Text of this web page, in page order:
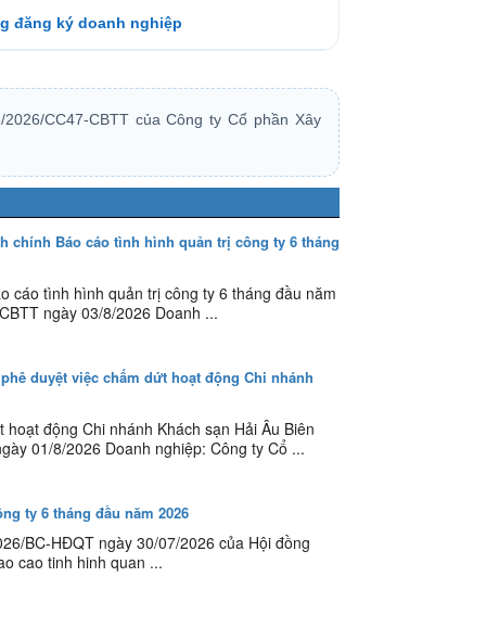
đăng ký doanh nghiệp
CC47-CBTT của Công ty Cổ phần Xây
chính Báo cáo tình hình quản trị công ty 6 tháng
cáo tình hình quản trị công ty 6 tháng đầu năm
ngày 03/8/2026 Doanh ...
duyệt việc chấm dứt hoạt động Chi nhánh
động Chi nhánh Khách sạn Hải Âu Biên
01/8/2026 Doanh nghiệp: Công ty Cổ ...
ty 6 tháng đầu năm 2026
BC-HĐQT ngày 30/07/2026 của Hội đồng
cao tinh hinh quan ...